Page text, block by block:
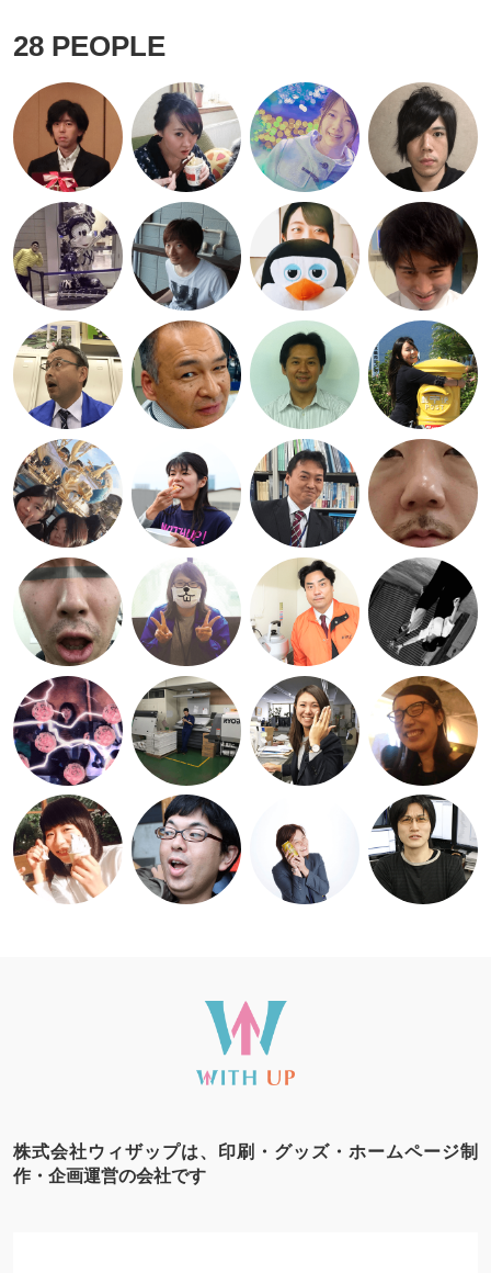
28 PEOPLE
株式会社ウィザップは、印刷・グッズ・ホームページ制
作・企画運営の会社です